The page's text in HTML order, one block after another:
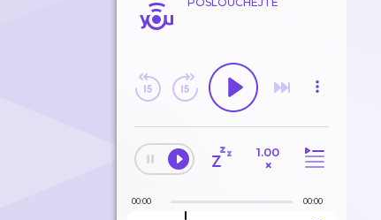
1.00
×
00:00 00:00